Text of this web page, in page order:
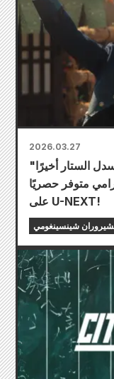
2026.03.27
"تشيروران: قداس شينسينغومي" يُسدل الستار أخيرًا
متوفر حصريًا
على U-NEXT!
شينسينغومي